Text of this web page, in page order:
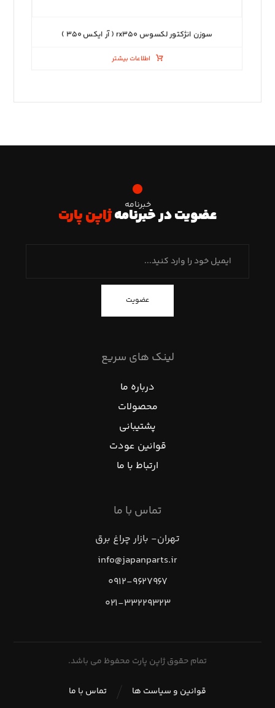
سوزن انژکتور لکسوس rx۳۵۰ ( آر ایکس ۳۵۰ )
اطلاعات بیشتر
خبرنامه
عضویت در خبرنامهژاپن پارت
عضویت
لینک های سریع
درباره ما
محصولات
پشتیبانی
قوانین عودت
ارتباط با ما
تماس با ما
تهران- بازار چراغ برق
info@japanparts.ir
۰۹۱۲-۹۶۲۷۹۶۷
۰۲۱-۳۳۲۲۹۳۲۳
تمام حقوق ژاپن پارت محفوظ می باشد.
تماس با ما قوانین و سیاست ها